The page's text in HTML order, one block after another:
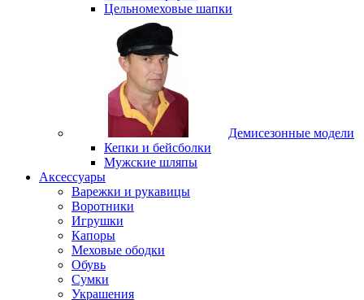
Цельномеховые шапки
Демисезонные модели
Кепки и бейсболки
Мужские шляпы
Аксессуары
Варежки и рукавицы
Воротники
Игрушки
Капоры
Меховые ободки
Обувь
Сумки
Украшения